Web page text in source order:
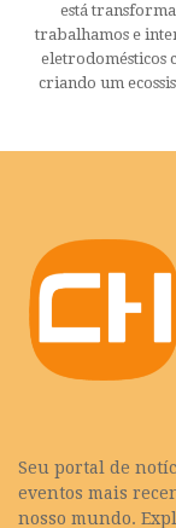
está
trabalhamos e
eletrodomésticos
criando um
Seu portal de
eventos mais
nosso mundo.